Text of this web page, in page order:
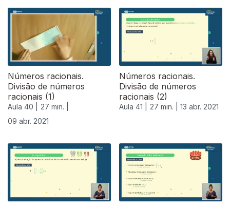
Números racionais.
Divisão de números
racionais (1)
Aula 40 |
27 min. |
09 abr. 2021
Números racionais.
Divisão de números
racionais (2)
Aula 41 | 27 min. | 13 abr. 2021